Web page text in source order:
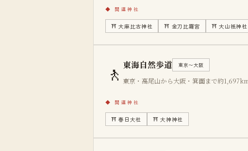
◆ 関連神社
⛩大麻比古神社 ⛩ 金刀比羅宮 ⛩大山祇神社
🚶 東海自然歩道 東京〜大阪
東京・高尾山から大阪・箕面まで約
◆ 関連神社
⛩春日大社 ⛩大神神社